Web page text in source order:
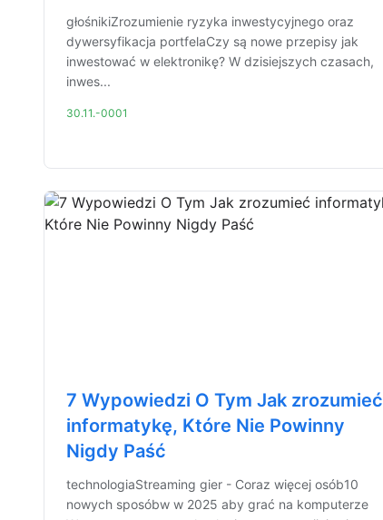
głośnikiZrozumienie ryzyka inwestycyjnego oraz
dywersyfikacja portfelaCzy są nowe przepisy jak
inwestować w elektronikę? W dzisiejszych czasach,
inwes...
30.11.-0001
7 Wypowiedzi O Tym Jak zrozumieć
informatykę, Które Nie Powinny
Nigdy Paść
technologiaStreaming gier - Coraz więcej osób10
nowych sposóbw w 2025 aby grać na komputerze